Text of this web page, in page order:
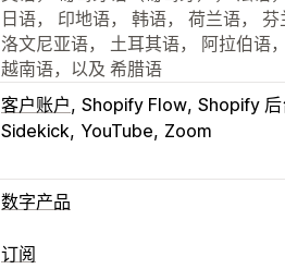
日语， 印地语， 韩语， 荷兰语，
洛文尼亚语， 土耳其语， 阿拉伯语
越南语，以及 希腊语
客户账户 Shopify Flow Shopify 后
Sidekick YouTube Zoom
数字产品
产品类型
订阅